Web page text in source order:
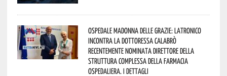
Ospedale Madonna delle Grazie: Latronico
incontra la dottoressa Calabrò
recentemente nominata Direttore della
Struttura Complessa della Farmacia
Ospedaliera. I dettagli